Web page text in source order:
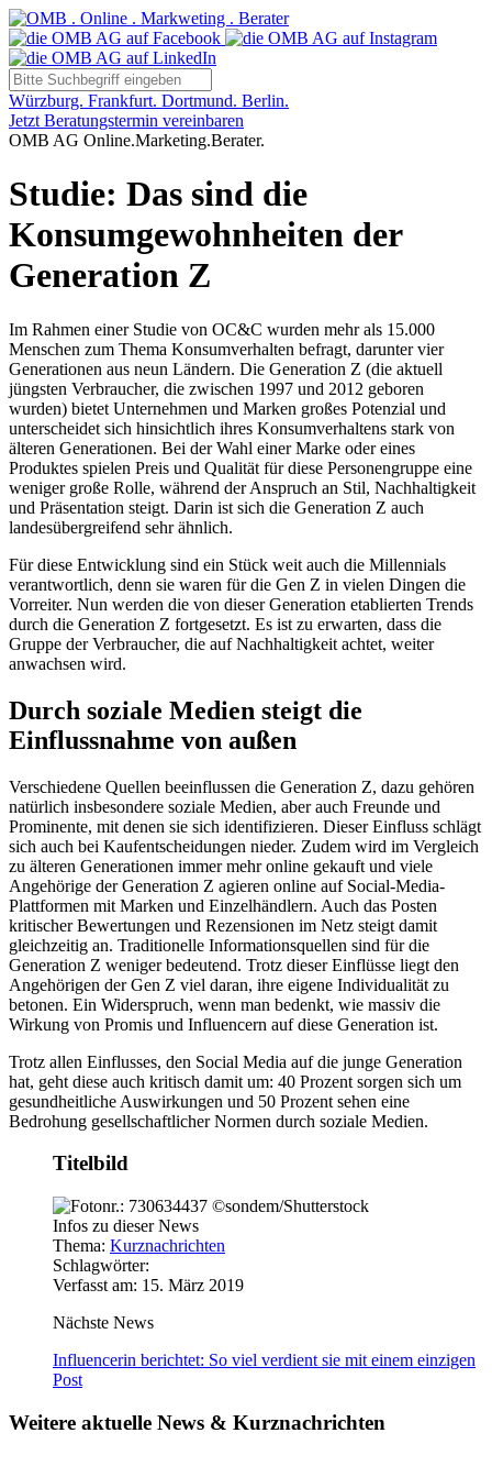
Würzburg. Frankfurt. Dortmund. Berlin.
Jetzt Beratungstermin vereinbaren
OMB AG Online.Marketing.Berater.
Studie: Das sind die
Konsumgewohnheiten der
Generation Z
Im Rahmen einer Studie von OC&C wurden mehr als 15.000
Menschen zum Thema Konsumverhalten befragt, darunter vier
Generationen aus neun Ländern. Die Generation Z (die aktuell
jüngsten Verbraucher, die zwischen 1997 und 2012 geboren
wurden) bietet Unternehmen und Marken großes Potenzial und
unterscheidet sich hinsichtlich ihres Konsumverhaltens stark von
älteren Generationen. Bei der Wahl einer Marke oder eines
Produktes spielen Preis und Qualität für diese Personengruppe eine
weniger große Rolle, während der Anspruch an Stil, Nachhaltigkeit
und Präsentation steigt. Darin ist sich die Generation Z auch
landesübergreifend sehr ähnlich.
Für diese Entwicklung sind ein Stück weit auch die Millennials
verantwortlich, denn sie waren für die Gen Z in vielen Dingen die
Vorreiter. Nun werden die von dieser Generation etablierten Trends
durch die Generation Z fortgesetzt. Es ist zu erwarten, dass die
Gruppe der Verbraucher, die auf Nachhaltigkeit achtet, weiter
anwachsen wird.
Durch soziale Medien steigt die
Einflussnahme von außen
Verschiedene Quellen beeinflussen die Generation Z, dazu gehören
natürlich insbesondere soziale Medien, aber auch Freunde und
Prominente, mit denen sie sich identifizieren. Dieser Einfluss schlägt
sich auch bei Kaufentscheidungen nieder. Zudem wird im Vergleich
zu älteren Generationen immer mehr online gekauft und viele
Angehörige der Generation Z agieren online auf Social-Media-
Plattformen mit Marken und Einzelhändlern. Auch das Posten
kritischer Bewertungen und Rezensionen im Netz steigt damit
gleichzeitig an. Traditionelle Informationsquellen sind für die
Generation Z weniger bedeutend. Trotz dieser Einflüsse liegt den
Angehörigen der Gen Z viel daran, ihre eigene Individualität zu
betonen. Ein Widerspruch, wenn man bedenkt, wie massiv die
Wirkung von Promis und Influencern auf diese Generation ist.
Trotz allen Einflusses, den Social Media auf die junge Generation
hat, geht diese auch kritisch damit um: 40 Prozent sorgen sich um
gesundheitliche Auswirkungen und 50 Prozent sehen eine
Bedrohung gesellschaftlicher Normen durch soziale Medien.
Titelbild
Infos zu dieser News
Thema: Kurznachrichten
Schlagwörter:
Verfasst am: 15. März 2019
Nächste News
Influencerin berichtet: So viel verdient sie mit einem einzigen
Post
Weitere aktuelle News & Kurznachrichten